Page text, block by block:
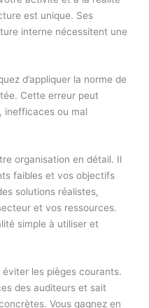
est unique. Ses
interne nécessitent une
d’appliquer la norme de
Cette erreur peut
inefficaces ou mal
organisation en détail. Il
faibles et vos objectifs
solutions réalistes,
et vos ressources.
simple à utiliser et
les pièges courants.
des auditeurs et sait
Vous gagnez en